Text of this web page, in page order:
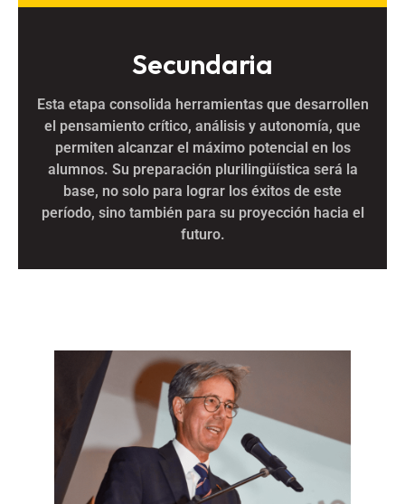
Secundaria
Esta etapa consolida herramientas que desarrollen
el pensamiento crítico, análisis y autonomía, que
permiten alcanzar el máximo potencial en los
alumnos. Su preparación plurilingüística será la
base, no solo para lograr los éxitos de este
período, sino también para su proyección hacia el
futuro.
Leer más